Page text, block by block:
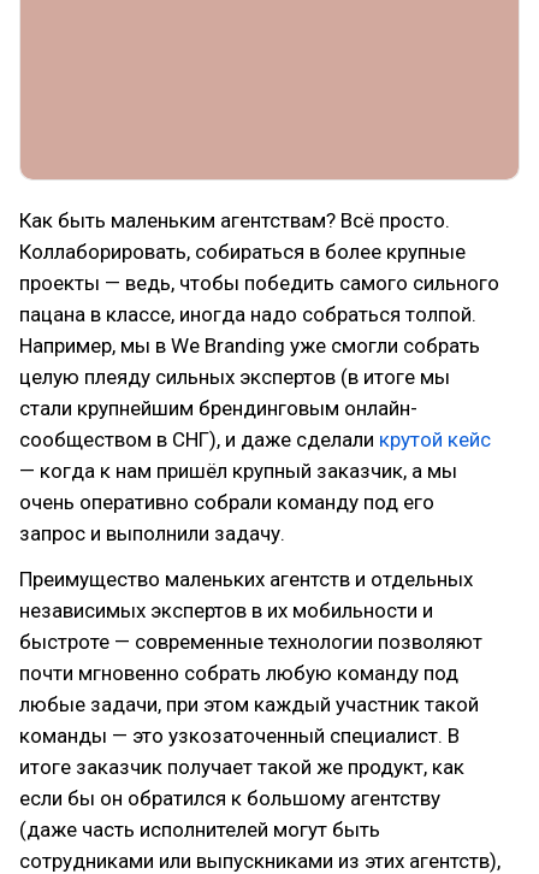
Как быть маленьким агентствам? Всё просто.
Коллаборировать, собираться в более крупные
проекты — ведь, чтобы победить самого сильного
пацана в классе, иногда надо собраться толпой.
Например, мы в We Branding уже смогли собрать
целую плеяду сильных экспертов (в итоге мы
стали крупнейшим брендинговым онлайн-
сообществом в СНГ), и даже сделали крутой кейс
— когда к нам пришёл крупный заказчик, а мы
очень оперативно собрали команду под его
запрос и выполнили задачу.
Преимущество маленьких агентств и отдельных
независимых экспертов в их мобильности и
быстроте — современные технологии позволяют
почти мгновенно собрать любую команду под
любые задачи, при этом каждый участник такой
команды — это узкозаточенный специалист. В
итоге заказчик получает такой же продукт, как
если бы он обратился к большому агентству
(даже часть исполнителей могут быть
сотрудниками или выпускниками из этих агентств),